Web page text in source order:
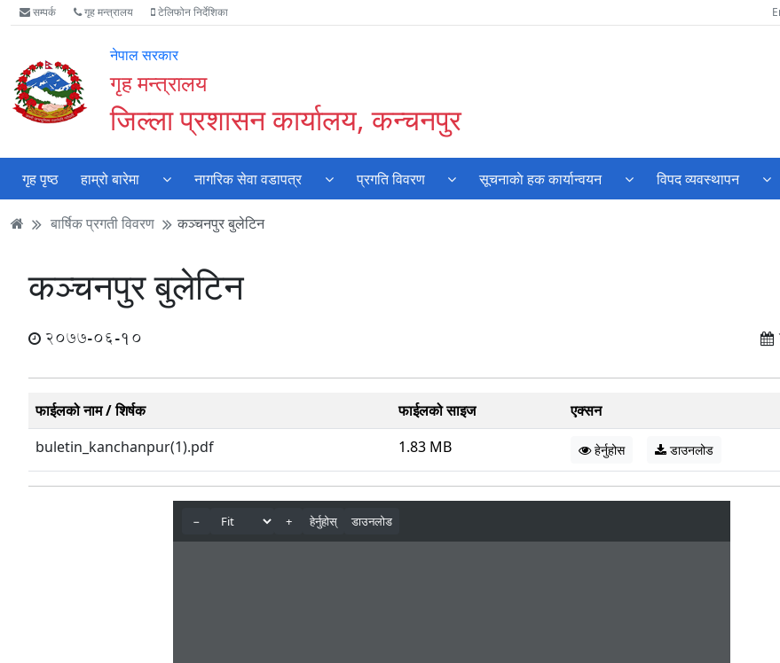
Accessibility
Mode
गर्नुहोस्
मुख्य
सामाग्री
मुख्य
नेभिगेसन
वेबसाइट
खोजमा
सम्पर्क गृह मन्त्रालय टेलिफोन निर्देशिका
नेपाल सरकार
गृह मन्त्रालय
जिल्ला प्रशासन कार्यालय, कन्चनपुर
गृह पृष्ठ हाम्रो बारेमा नागरिक सेवा वडापत्र प्रगति विवरण सूचनाकाे हक कार्यान्वयन विपद व्यवस्थापन
बार्षिक प्रगती विवरण कञ्चनपुर बुलेटिन
कञ्चनपुर बुलेटिन
2077-06-10
फाईलको नाम / शिर्षक फाईलको साइज
एक्सन
buletin_kanchanpur(1).pdf
1.83 MB हेर्नुहोस डाउनलोड